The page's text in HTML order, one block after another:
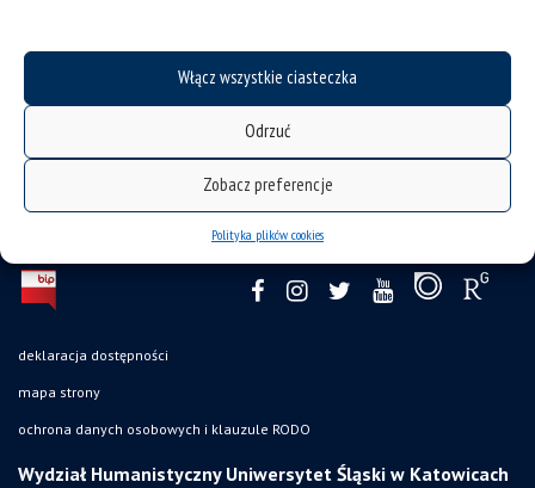
Włącz wszystkie ciasteczka
Odrzuć
Zobacz preferencje
Polityka plików cookies
deklaracja dostępności
mapa strony
ochrona danych osobowych i klauzule RODO
Wydział Humanistyczny Uniwersytet Śląski w Katowicach